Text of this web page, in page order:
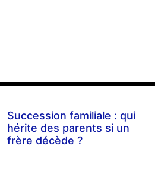
Succession familiale : qui
hérite des parents si un
frère décède ?